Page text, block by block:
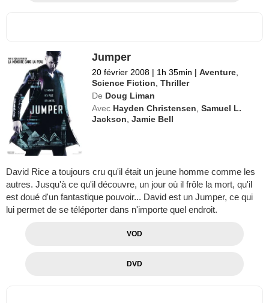
Jumper
20 février 2008 | 1h 35min | Aventure
Science Fiction ,Thriller
De Doug Liman
Avec Hayden Christensen ,Samuel L.
Jackson ,Jamie Bell
David Rice a toujours cru qu'il était un jeune homme comme les
autres. Jusqu'à ce qu'il découvre, un jour où il frôle la mort, qu'il
est doué d'un fantastique pouvoir... David est un Jumper, ce qui
lui permet de se téléporter dans n'importe quel endroit.
VOD
DVD